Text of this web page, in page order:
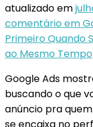
atualizado em
comentário em
Primeiro Quando
ao Mesmo Tempo
Google Ads
buscando o que
anúncio pra
se encaixa no